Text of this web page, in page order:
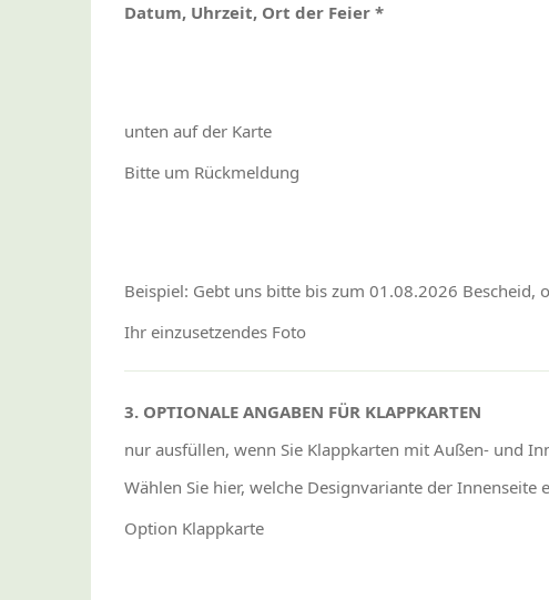
Datum, Uhrzeit, Ort der Feier *
unten auf der Karte
Bitte um Rückmeldung
Beispiel: Gebt uns bitte bis zum 01.08.2026 Bescheid,
Ihr einzusetzendes Foto
3. OPTIONALE ANGABEN FÜR KLAPPKARTEN
nur ausfüllen, wenn Sie Klappkarten mit Außen- und
Wählen Sie hier, welche Designvariante der
Option Klappkarte